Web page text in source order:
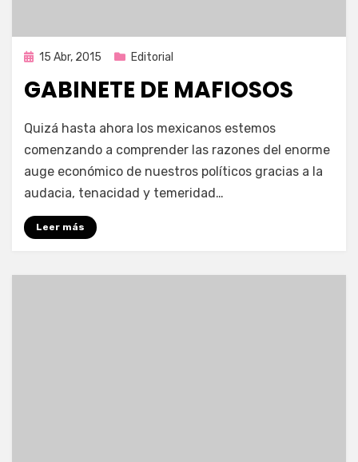
Publicada
15 Abr, 2015 Editorial
GABINETE DE MAFIOSOS
por Enrique
Quizá hasta ahora los mexicanos estemos
comenzando a comprender las razones del enorme
auge económico de nuestros políticos gracias a la
audacia, tenacidad y temeridad…
Leer más